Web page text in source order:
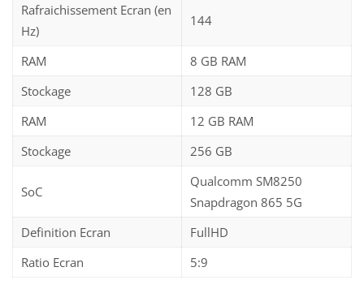
Rafraichissement Ecran (en
Hz)
144
RAM
8 GB RAM
Stockage
128 GB
RAM
12 GB RAM
Stockage
256 GB
SoC
Qualcomm SM8250
Snapdragon 865 5G
Definition Ecran
FullHD
Ratio Ecran
5:9